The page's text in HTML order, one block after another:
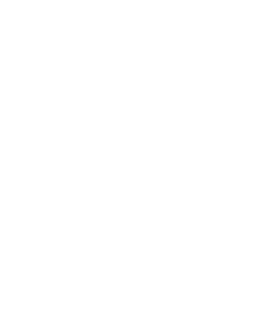
caseiro excepcional
seu dia com um delicioso café da manhã
e queijos locais, elogiado pelos hóspedes